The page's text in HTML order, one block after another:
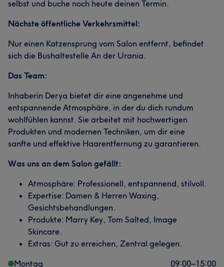
selbst und buche noch heute deinen Termin.
Nächste öffentliche Verkehrsmittel:
Nur einen Katzensprung vom Salon entfernt, befindet
sich die Bushaltestelle An der Urania.
Das Team:
Inhaberin Derya bietet dir eine angenehme und
entspannende Atmosphäre, in der du dich rundum
wohlfühlen kannst. Sie arbeitet mit hochwertigen
Produkten und modernen Techniken, um dir eine
sanfte und effektive Haarentfernung zu garantieren.
Was uns an dem Salon gefällt:
Atmosphäre: Professionell, entspannend, stilvoll.
Expertise: Damen & Herren Waxing,
Gesichtsbehandlungen.
Produkte: Marry Key, Tom Salted, Image
Skincare.
Extras: Gut zu erreichen, Zentral gelegen.
Montag
09:00–15:00